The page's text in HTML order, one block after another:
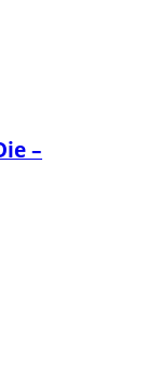
–